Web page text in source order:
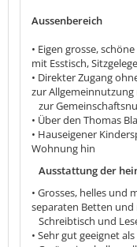
Aussenbereich
• Eigen grosse,
mit Esstisch,
• Direkter Zugang
zur
zur
• Über den Thomas
• Hauseigener
Wohnung hin
Ausstattung der
• Grosses, helles und
separaten Betten
Schreibtisch und
• Sehr gut geeignet